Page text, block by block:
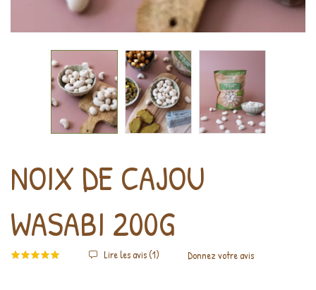
NOIX DE CAJOU
WASABI 200G
Lire les avis (1) Donnez votre avis